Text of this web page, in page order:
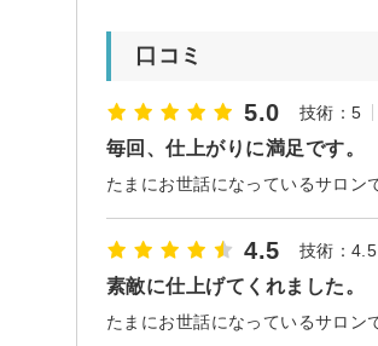
口コミ
5.0 技術：5
毎回、仕上がりに満足です。
4.5 技術：4.5
素敵に仕上げてくれました。